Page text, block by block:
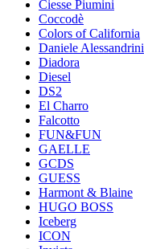
Ciesse Piumini
Coccodè
Colors of California
Daniele Alessandrini
Diadora
Diesel
DS2
El Charro
Falcotto
FUN&FUN
GAELLE
GCDS
GUESS
Harmont & Blaine
HUGO BOSS
Iceberg
ICON